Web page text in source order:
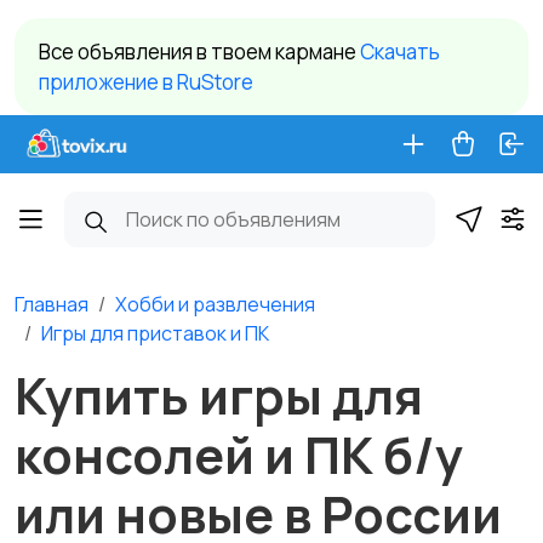
Все объявления в твоем карманеCкачать
приложение в RuStore
Главная
Хобби и развлечения
Игры для приставок и ПК
Купить игры для
консолей и ПК б/у
или новые в России